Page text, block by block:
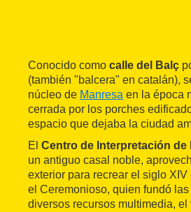
Conocido como calle del Balç
(también "balcera" en catalán),
núcleo de Manresa en la época
cerrada por los porches
espacio que dejaba la ciudad
El Centro de Interpretación de
un antiguo casal noble,
exterior para recrear el siglo
el Ceremonioso, quien fundó
diversos recursos multimedia,